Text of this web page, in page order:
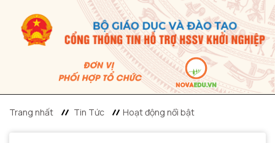
Trang nhất Tin Tức Hoạt động nổi bật